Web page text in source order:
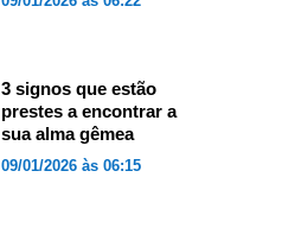
3 signos que estão
prestes a encontrar a
sua alma gêmea
09/01/2026 às 06:15